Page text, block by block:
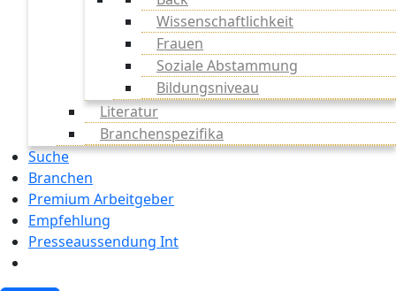
Wissenschaftlichkeit
Frauen
Soziale Abstammung
Bildungsniveau
Literatur
Branchenspezifika
Suche
Branchen
Premium Arbeitgeber
Empfehlung
Presseaussendung Int